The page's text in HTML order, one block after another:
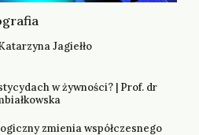
Jagiełło
w żywności? | Prof. dr
zmienia współczesnego